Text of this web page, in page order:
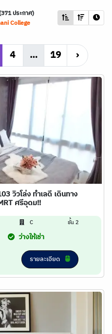
ประกาศ)
College
4 … 19 ›
วิวโล่ง ทำเลดี เดินทาง
ศรีอุดม!!
C ชั้น 2
ว่างให้เช่า
รายละเอียด